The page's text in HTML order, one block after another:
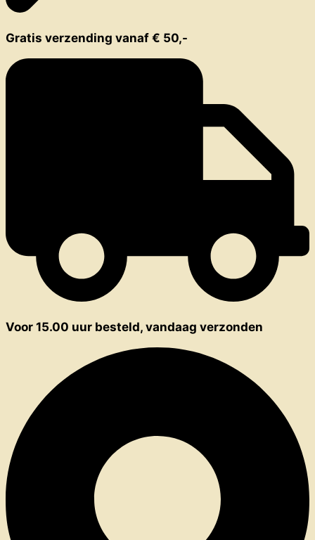
Gratis verzending vanaf € 50,-
Voor 15.00 uur besteld, vandaag verzonden